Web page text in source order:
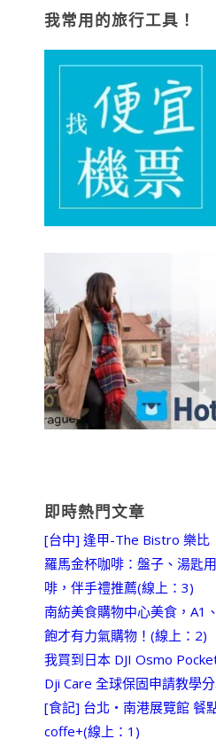
我常用的旅行工具！
即時熱門文章
[台中] 逢甲-The Bistro 樂比
羅馬金杯咖啡：盤子、湯匙
啡，伴手禮推薦(線上：3)
南紡美食購物中心美食，A1
飽才有力氣購物！(線上：2)
我買到日本 DJI Osmo
Dji Care 全球保固申請教學
[食記] 台北‧南港展覽館 餐
coffe+(線上：1)